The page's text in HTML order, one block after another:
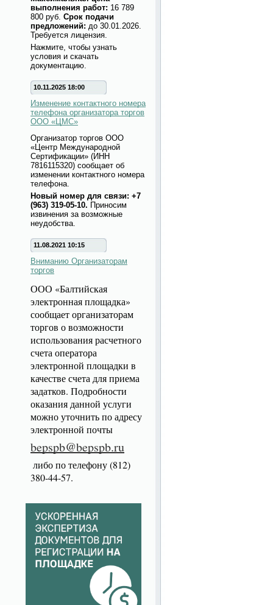
выполнения работ: 16 789
800 руб. Срок подачи
предложений: до 30.01.2026.
Требуется лицензия.
Нажмите, чтобы узнать
условия и скачать
документацию.
10.11.2025 18:00
Изменение контактного номера
телефона организатора торгов
ООО «ЦМС»
Организатор торгов ООО
«Центр Международной
Сертификации» (ИНН
7816115320) сообщает об
изменении контактного номера
телефона.
Новый номер для связи: +7
(963) 319-05-10. Приносим
извинения за возможные
неудобства.
11.08.2021 10:15
Вниманию Организаторам
торгов
ООО «Балтийская
электронная площадка»
сообщает организаторам
торгов о возможности
использования расчетного
счета оператора
электронной площадки в
качестве счета для приема
задатков. Подробности
оказания данной услуги
можно уточнить по адресу
электронной почты
bepspb@bepspb.ru
либо по телефону (812)
380-44-57.